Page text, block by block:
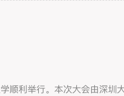
利举行。本次大会由深圳大